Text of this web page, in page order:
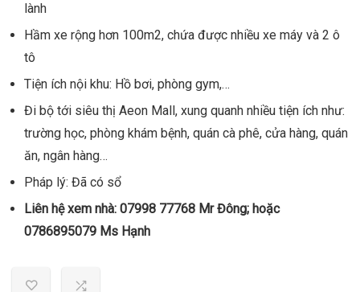
lành
Hầm xe rộng hơn 100m2, chứa được nhiều xe máy và 2 ô
tô
Tiện ích nội khu: Hồ bơi, phòng gym,…
Đi bộ tới siêu thị Aeon Mall, xung quanh nhiều tiện ích như:
trường học, phòng khám bệnh, quán cà phê, cửa hàng, quán
ăn, ngân hàng…
Pháp lý: Đã có sổ
Liên hệ xem nhà: 07998 77768 Mr Đông; hoặc
0786895079 Ms Hạnh